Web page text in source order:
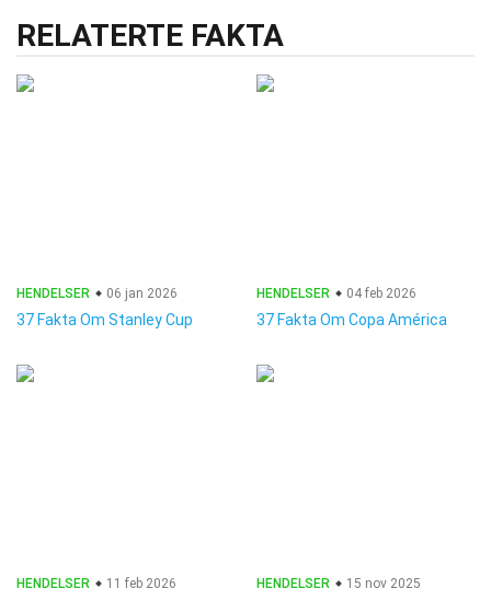
RELATERTE FAKTA
HENDELSER 06 jan 2026
37 Fakta Om Stanley Cup
HENDELSER 04 feb 2026
37 Fakta Om Copa América
HENDELSER 11 feb 2026 HENDELSER 15 nov 2025